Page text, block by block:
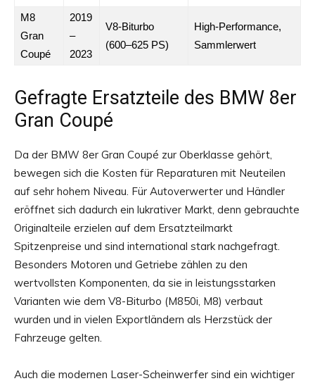
M8
Gran
Coupé
2019
–
2023
V8-Biturbo
(600–625 PS)
High-Performance,
Sammlerwert
Gefragte Ersatzteile des BMW 8er
Gran Coupé
Da der BMW 8er Gran Coupé zur Oberklasse gehört,
bewegen sich die Kosten für Reparaturen mit Neuteilen
auf sehr hohem Niveau. Für Autoverwerter und Händler
eröffnet sich dadurch ein lukrativer Markt, denn gebrauchte
Originalteile erzielen auf dem Ersatzteilmarkt
Spitzenpreise und sind international stark nachgefragt.
Besonders Motoren und Getriebe zählen zu den
wertvollsten Komponenten, da sie in leistungsstarken
Varianten wie dem V8-Biturbo (M850i, M8) verbaut
wurden und in vielen Exportländern als Herzstück der
Fahrzeuge gelten.
Auch die modernen Laser-Scheinwerfer sind ein wichtiger